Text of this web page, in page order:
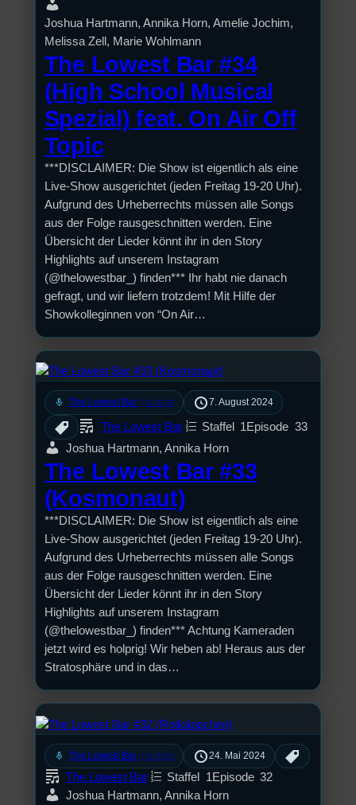
Joshua Hartmann, Annika Horn, Amelie Jochim,
Melissa Zell, Marie Wohlmann
The Lowest Bar #34
(High School Musical
Spezial) feat. On Air Off
Topic
***DISCLAIMER: Die Show ist eigentlich als eine
Live-Show ausgerichtet (jeden Freitag 19-20 Uhr).
Aufgrund des Urheberrechts müssen alle Songs
aus der Folge rausgeschnitten werden. Eine
Übersicht der Lieder könnt ihr in den Story
Highlights auf unserem Instagram
(@thelowestbar_) finden*** Ihr habt nie danach
gefragt, und wir liefern trotzdem! Mit Hilfe der
Showkolleginnen von “On Air…
mic The Lowest Bar [S1/E33] 7. August 2024
The Lowest Bar Staffel 1Episode 33
Joshua Hartmann, Annika Horn
The Lowest Bar #33
(Kosmonaut)
***DISCLAIMER: Die Show ist eigentlich als eine
Live-Show ausgerichtet (jeden Freitag 19-20 Uhr).
Aufgrund des Urheberrechts müssen alle Songs
aus der Folge rausgeschnitten werden. Eine
Übersicht der Lieder könnt ihr in den Story
Highlights auf unserem Instagram
(@thelowestbar_) finden*** Achtung Kameraden
jetzt wird es holprig! Wir heben ab! Heraus aus der
Stratosphäre und in das…
mic The Lowest Bar [S1/E32] 24. Mai 2024
The Lowest Bar Staffel 1Episode 32
Joshua Hartmann, Annika Horn